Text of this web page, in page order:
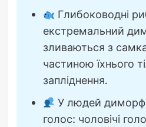
Глибоководні
екстремальний
зливаються з
частиною їхнього
запліднення.
У людей
голос: чоловічі